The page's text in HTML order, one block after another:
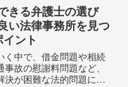
ートが不可欠です。そ
なのは、経...
きる弁護士の選び
い法律事務所を見つ
ント
く中で、借金問題や相続
事故の慰謝料問題など、
決が困難な法的問題に直